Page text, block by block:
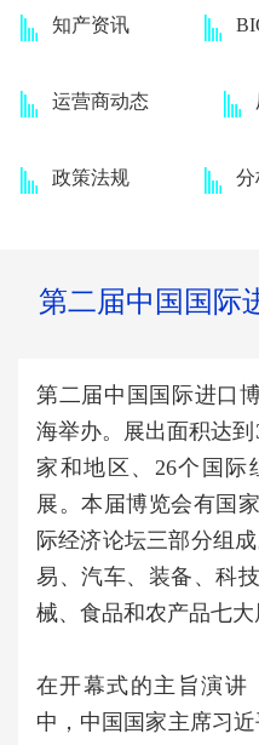
知产资讯
运营商动态
政策法规 分
第二届中国国际
第二届中国国际进口
海举办。 展出面积达到
家和地区、26个国际
展。本届博览会有国
际经济论坛三部分组
易、汽车、装备、科
械、食品和农产品七大
在开幕式的主旨演讲
中， 中国国家主席习